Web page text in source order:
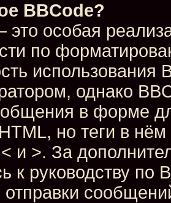
BBCode?
это особая
по
использования
однако
в форме
но теги в
и >. За
к руководству по